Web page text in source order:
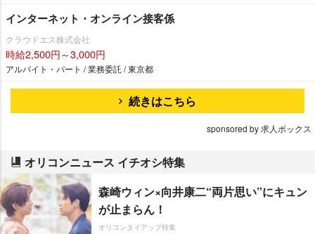
インターネット・オンライン接客係
クラウドエス株式会社
時給2,500円～3,000円
アルバイト・パート / 業務委託 / 東京都
続きはこちら
sponsored by 求人ボックス
オリコンニュース イチオシ特集
森崎ウィン×向井康二“両片思い”にキュン
が止まらん！
オリコンタイアップ特集